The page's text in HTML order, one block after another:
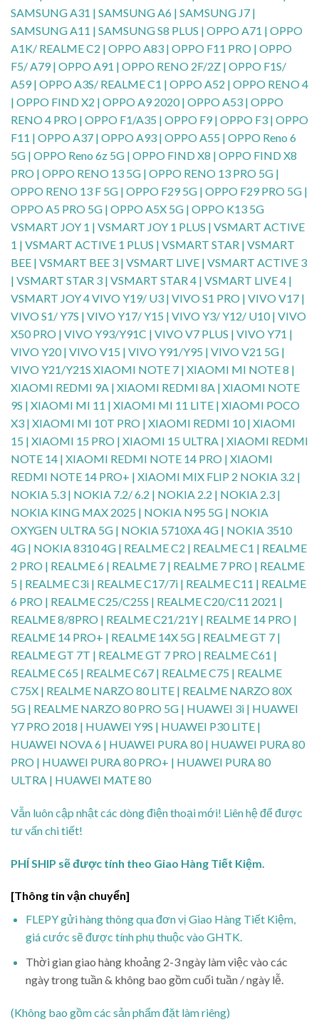
SAMSUNG A31 | SAMSUNG A6 | SAMSUNG J7 |
SAMSUNG A11 | SAMSUNG S8 PLUS | OPPO A71 | OPPO
A1K/ REALME C2 | OPPO A83 | OPPO F11 PRO | OPPO
F5/ A79 | OPPO A91 | OPPO RENO 2F/2Z | OPPO F1S/
A59 | OPPO A3S/ REALME C1 | OPPO A52 | OPPO RENO 4
| OPPO FIND X2 | OPPO A9 2020 | OPPO A53 | OPPO
RENO 4 PRO | OPPO F1/A35 | OPPO F9 | OPPO F3 | OPPO
F11 | OPPO A37 | OPPO A93 | OPPO A55 | OPPO Reno 6
5G | OPPO Reno 6z 5G | OPPO FIND X8 | OPPO FIND X8
PRO | OPPO RENO 13 5G | OPPO RENO 13 PRO 5G |
OPPO RENO 13 F 5G | OPPO F29 5G | OPPO F29 PRO 5G |
OPPO A5 PRO 5G | OPPO A5X 5G | OPPO K13 5G
VSMART JOY 1 | VSMART JOY 1 PLUS | VSMART ACTIVE
1 | VSMART ACTIVE 1 PLUS | VSMART STAR | VSMART
BEE | VSMART BEE 3 | VSMART LIVE | VSMART ACTIVE 3
| VSMART STAR 3 | VSMART STAR 4 | VSMART LIVE 4 |
VSMART JOY 4 VIVO Y19/ U3 | VIVO S1 PRO | VIVO V17 |
VIVO S1/ Y7S | VIVO Y17/ Y15 | VIVO Y3/ Y12/ U10 | VIVO
X50 PRO | VIVO Y93/Y91C | VIVO V7 PLUS | VIVO Y71 |
VIVO Y20 | VIVO V15 | VIVO Y91/Y95 | VIVO V21 5G |
VIVO Y21/Y21S XIAOMI NOTE 7 | XIAOMI MI NOTE 8 |
XIAOMI REDMI 9A | XIAOMI REDMI 8A | XIAOMI NOTE
9S | XIAOMI MI 11 | XIAOMI MI 11 LITE | XIAOMI POCO
X3 | XIAOMI MI 10T PRO | XIAOMI REDMI 10 | XIAOMI
15 | XIAOMI 15 PRO | XIAOMI 15 ULTRA | XIAOMI REDMI
NOTE 14 | XIAOMI REDMI NOTE 14 PRO | XIAOMI
REDMI NOTE 14 PRO+ | XIAOMI MIX FLIP 2 NOKIA 3.2 |
NOKIA 5.3 | NOKIA 7.2/ 6.2 | NOKIA 2.2 | NOKIA 2.3 |
NOKIA KING MAX 2025 | NOKIA N95 5G | NOKIA
OXYGEN ULTRA 5G | NOKIA 5710XA 4G | NOKIA 3510
4G | NOKIA 8310 4G | REALME C2 | REALME C1 | REALME
2 PRO | REALME 6 | REALME 7 | REALME 7 PRO | REALME
5 | REALME C3i | REALME C17/7i | REALME C11 | REALME
6 PRO | REALME C25/C25S | REALME C20/C11 2021 |
REALME 8/8PRO | REALME C21/21Y | REALME 14 PRO |
REALME 14 PRO+ | REALME 14X 5G | REALME GT 7 |
REALME GT 7T | REALME GT 7 PRO | REALME C61 |
REALME C65 | REALME C67 | REALME C75 | REALME
C75X | REALME NARZO 80 LITE | REALME NARZO 80X
5G | REALME NARZO 80 PRO 5G | HUAWEI 3i | HUAWEI
Y7 PRO 2018 | HUAWEI Y9S | HUAWEI P30 LITE |
HUAWEI NOVA 6 | HUAWEI PURA 80 | HUAWEI PURA 80
PRO | HUAWEI PURA 80 PRO+ | HUAWEI PURA 80
ULTRA | HUAWEI MATE 80
Vẫn luôn cập nhật các dòng điện thoại mới! Liên hệ để được
tư vấn chi tiết!
PHÍ SHIP sẽ được tính theo Giao Hàng Tiết Kiệm.
[Thông tin vận chuyển]
FLEPY gửi hàng thông qua đơn vị Giao Hàng Tiết Kiệm,
giá cước sẽ được tính phụ thuộc vào GHTK.
Thời gian giao hàng khoảng 2-3 ngày làm việc vào các
ngày trong tuần & không bao gồm cuối tuần / ngày lễ.
(Không bao gồm các sản phẩm đặt làm riêng)